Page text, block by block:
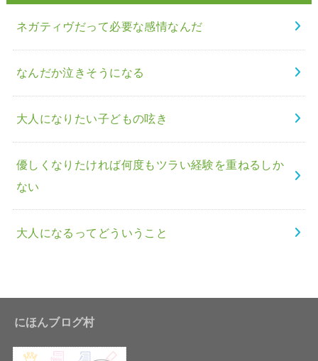
ネガティヴだって必要な感情なんだ
なんだか泣きそうになる
大人になりたい子どもの呟き
優しくなりたければ何度もツラい経験を重ねるしか
ない
大人になるってどういうこと
にほんブログ村